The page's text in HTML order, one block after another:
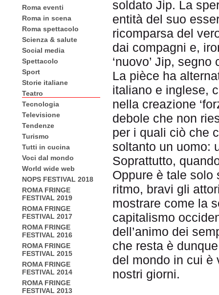
Roma eventi
Roma in scena
Roma spettacolo
Scienza & salute
Social media
Spettacolo
Sport
Storie italiane
Teatro
Tecnologia
Televisione
Tendenze
Turismo
Tutti in cucina
Voci dal mondo
World wide web
NOPS FESTIVAL 2018
ROMA FRINGE
FESTIVAL 2019
ROMA FRINGE
FESTIVAL 2017
ROMA FRINGE
FESTIVAL 2016
ROMA FRINGE
FESTIVAL 2015
ROMA FRINGE
FESTIVAL 2014
ROMA FRINGE
FESTIVAL 2013
soldato Jip. La
entità del suo
ricomparsa del
dai compagni e,
‘nuovo’ Jip,
La pièce ha
italiano e inglese,
nella creazione
debole che non
per i quali ciò che
soltanto un uomo:
Soprattutto,
Oppure è tale solo
ritmo, bravi gli
mostrare come la
capitalismo
dell’animo dei
che resta è
del mondo in cui è
nostri giorni.